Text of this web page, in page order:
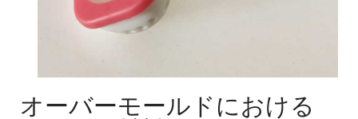
オーバーモールドにおける